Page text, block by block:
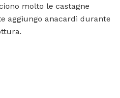
molto le castagne
aggiungo anacardi durante